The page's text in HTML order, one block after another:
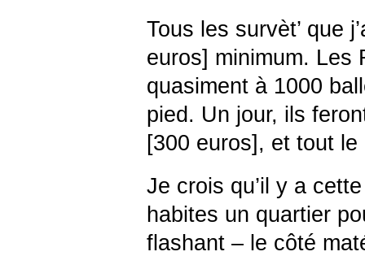
Tous les survèt’ que
euros] minimum. Les
quasiment à 1000
pied. Un jour, ils
[300 euros], et tout
Je crois qu’il y a
habites un quartier
flashant – le côté